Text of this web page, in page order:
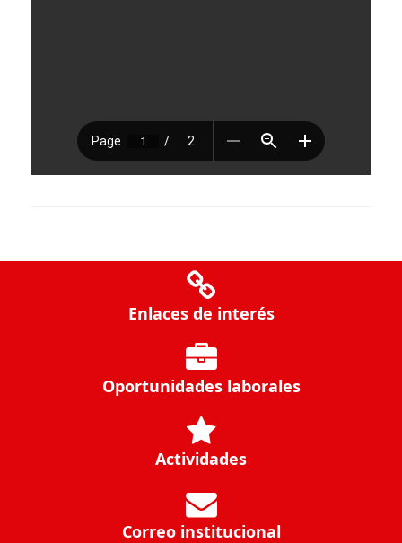
Enlaces de interés
Oportunidades laborales
Actividades
Correo institucional